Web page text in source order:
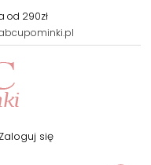
od 290zł
Zaloguj się